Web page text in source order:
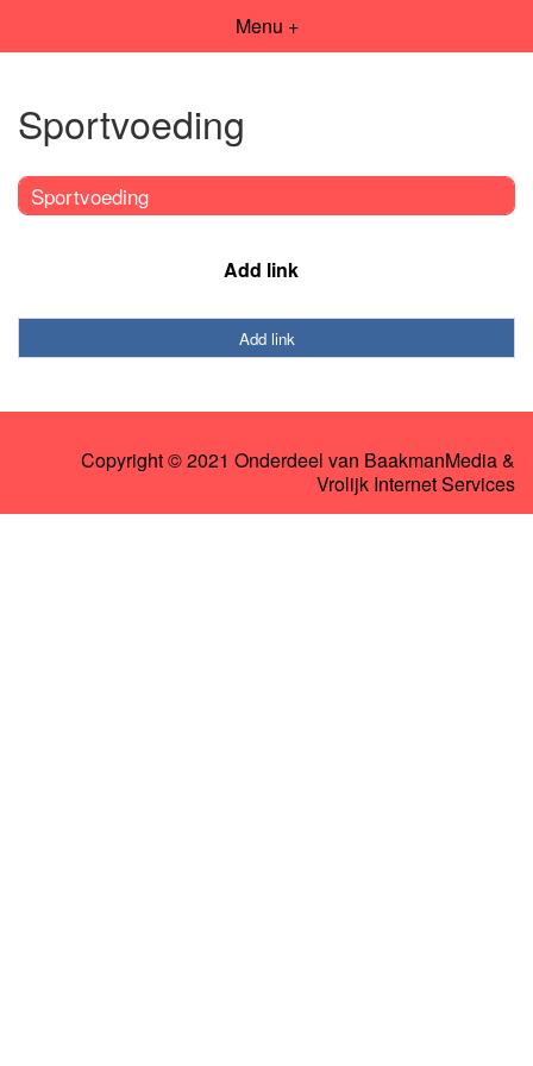
Menu +
Sportvoeding
Sportvoeding
Add link
Add link
Copyright © 2021 Onderdeel van BaakmanMedia&
Vrolijk Internet Services